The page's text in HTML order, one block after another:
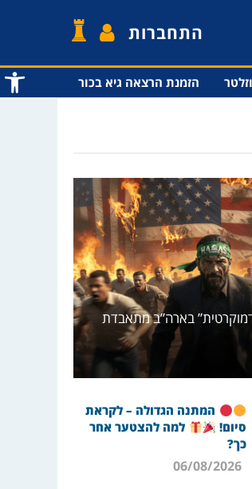
פתח
התחברות
הזמנת הרצאה גיא בכור
בארה”ב מתאבדת
המתנה הגדולה – לקראת
סיום!
למה להצטער אחר
כך?
06/08/2026